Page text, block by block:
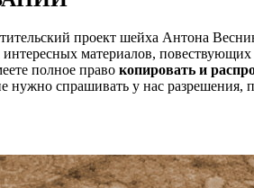
проект шейха Антона
материалов,
полное право копировать и
нужно спрашивать у нас